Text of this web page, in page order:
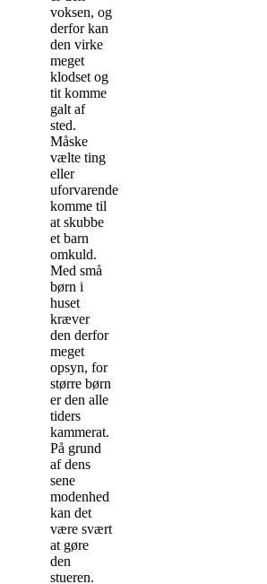
voksen, og
derfor kan
den virke
meget
klodset og
tit komme
galt af
sted.
Måske
vælte ting
eller
uforvarende
komme til
at skubbe
et barn
omkuld.
Med små
børn i
huset
kræver
den derfor
meget
opsyn, for
større børn
er den alle
tiders
kammerat.
På grund
af dens
sene
modenhed
kan det
være svært
at gøre
den
stueren.